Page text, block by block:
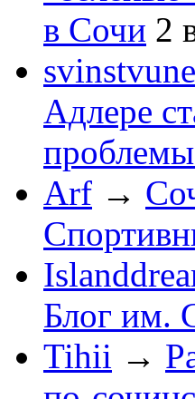
в Сочи 2
Адлере
Arf →
Блог им.
Tihii →